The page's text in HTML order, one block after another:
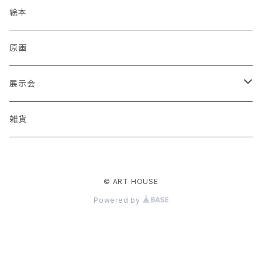
蒼川わか
あきやまりか
ashika
足立真人
絵本
原画
展示会
Mori / Kosamu.An 「トトニョロ 初展」
雑貨
© ART HOUSE
Powered by